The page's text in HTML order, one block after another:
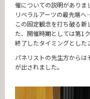
催についての説明があり
リベラルアーツの最先端
この固定観念を打ち破る
た、開催時期としては第1
終了したタイミングとした
パネリストの先生方から
が出されました。